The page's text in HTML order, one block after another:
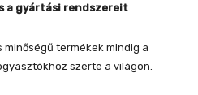
a gyártási rendszereit
termékek mindig a
szerte a világon.